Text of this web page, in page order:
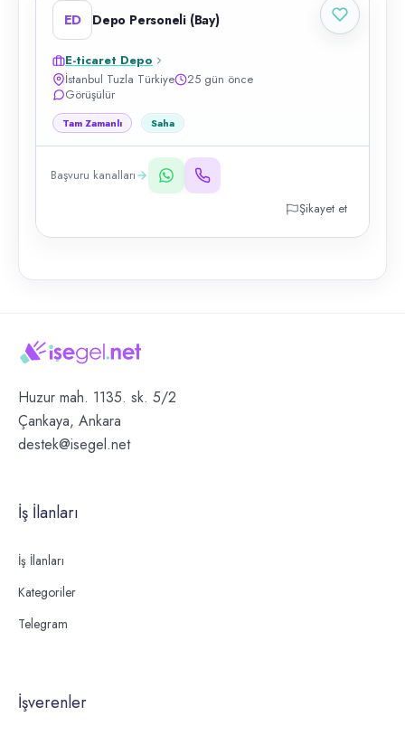
ED Depo Personeli (Bay)
E-ticaret Depo
İstanbul Tuzla Türkiye
25 gün önce
Görüşülür
Tam Zamanlı Saha
Başvuru kanalları
Şikayet et
Huzur mah. 1135. sk. 5/2
Çankaya, Ankara
destek@isegel.net
İş İlanları
İş İlanları
Kategoriler
Telegram
İşverenler